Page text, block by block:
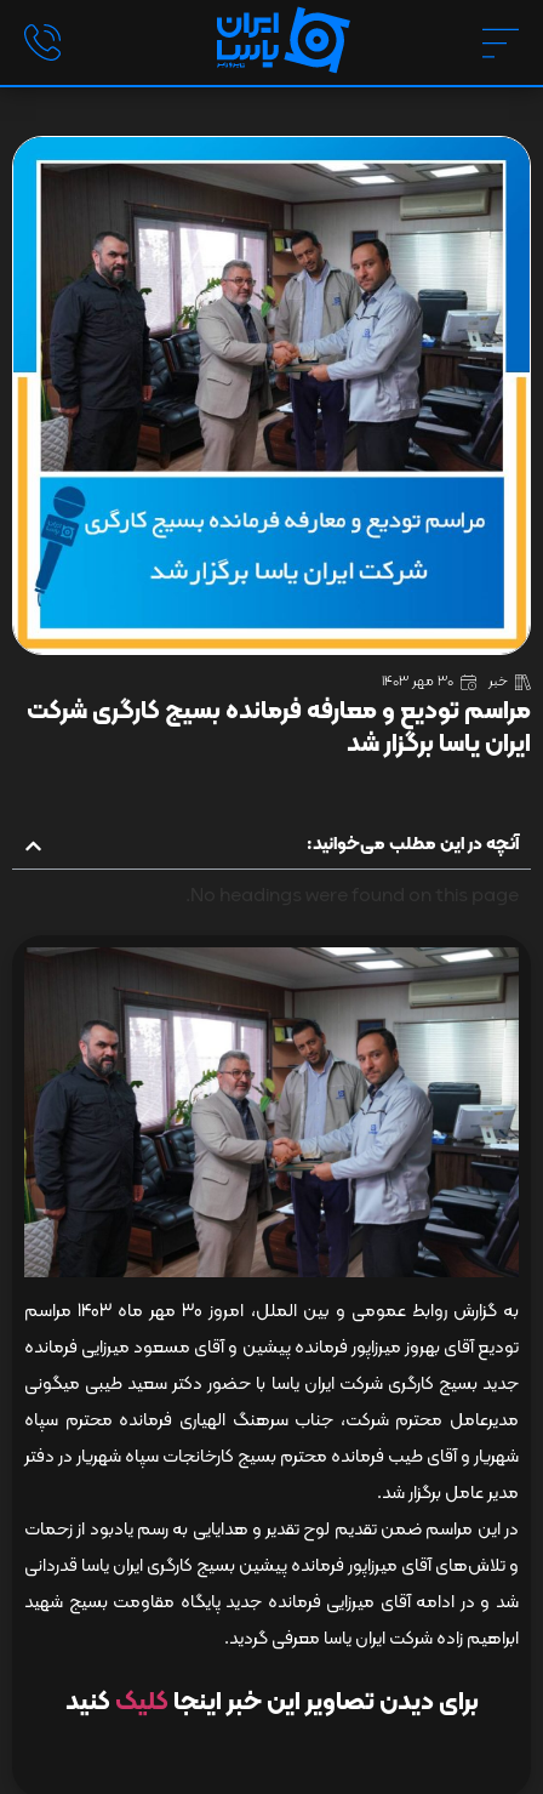
خبر 30 مهر 1403
مراسم تودیع و معارفه فرمانده بسیج کارگری شرکت
ایران یاسا برگزار شد
آنچه در این مطلب می‌خوانید:
به گزارش روابط عمومی و بین الملل، امروز 30 مهر ماه 1403 مراسم
تودیع آقای بهروز میرزاپور فرمانده پیشین و آقای مسعود میرزایی فرمانده
جدید بسیج کارگری شرکت ایران یاسا با حضور دکتر سعید طیبی میگونی
مدیرعامل محترم شرکت، جناب سرهنگ الهیاری فرمانده محترم سپاه
شهریار و آقای طیب فرمانده محترم بسیج کارخانجات سپاه شهریار در دفتر
مدیر عامل برگزار شد.
در این مراسم ضمن تقدیم لوح تقدیر و هدایایی به رسم یادبود از زحمات
و تلاش‌های آقای میرزاپور فرمانده پیشین بسیج کارگری ایران یاسا قدردانی
شد و در ادامه آقای میرزایی فرمانده جدید پایگاه مقاومت بسیج شهید
ابراهیم زاده شرکت ایران یاسا معرفی گردید.
برای دیدن تصاویر این خبر اینجاکلیککنید